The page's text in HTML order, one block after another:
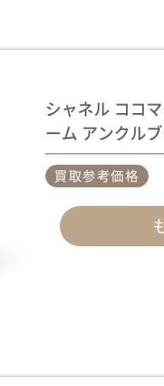
シャネル ココ
ーム アンクル
買取参考価格